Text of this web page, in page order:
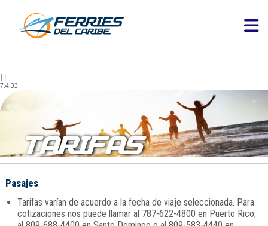
||
7.4.33
TARIFAS
Pasajes
Tarifas varían de acuerdo a la fecha de viaje seleccionada. Para
cotizaciones nos puede llamar al 787-622-4800 en Puerto Rico,